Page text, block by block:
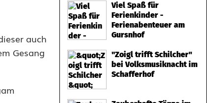
auch
Gesang
Viel Spaß für
Ferienkinder -
Ferienabenteuer am
Gursnhof
"Zoigl trifft Schilcher"
bei Volksmusiknacht im
Schafferhof